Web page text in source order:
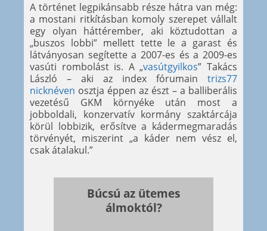
A történet legpikánsabb része hátra van még:
a mostani ritkításban komoly szerepet vállalt
egy olyan háttérember, aki köztudottan a
„buszos lobbi” mellett tette le a garast és
látványosan segítette a 2007-es és a 2009-es
vasúti rombolást is. A „vasútgyilkos” Takács
László – aki az index fórumain trizs77
nicknéven osztja éppen az észt – a balliberális
vezetésű GKM környéke után most a
jobboldali, konzervatív kormány szaktárcája
körül lobbizik, erősítve a kádermegmaradás
törvényét, miszerint „a káder nem vész el,
csak átalakul.”
Búcsú az ütemes
álmoktól?